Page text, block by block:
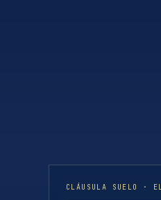
CLÁUSULA SUELO ·